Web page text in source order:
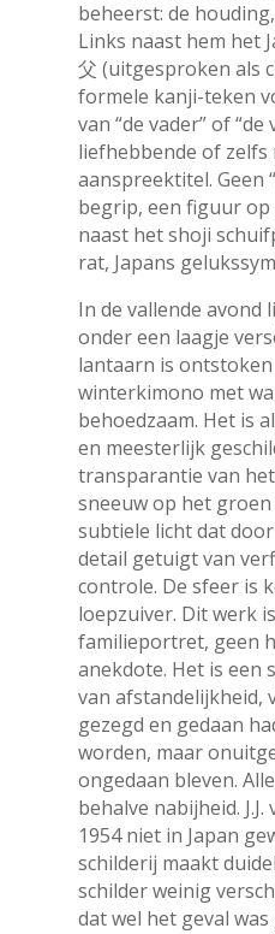
beheerst: de
Links naast hem het
父 (uitgesproken als
formele kanji-teken
van “de vader” of
liefhebbende of zelfs
aanspreektitel. Geen
begrip, een figuur op
naast het shoji
rat, Japans
In de vallende avond
onder een laagje
lantaarn is
winterkimono met
behoedzaam. Het is
en meesterlijk
transparantie van
sneeuw op het
subtiele licht dat
detail getuigt van
controle. De sfeer is
loepzuiver. Dit werk
familieportret, geen
anekdote. Het is een
van afstandelijkheid,
gezegd en gedaan
worden, maar
ongedaan bleven.
behalve nabijheid.
1954 niet in Japan
schilderij maakt
schilder weinig
dat wel het geval was